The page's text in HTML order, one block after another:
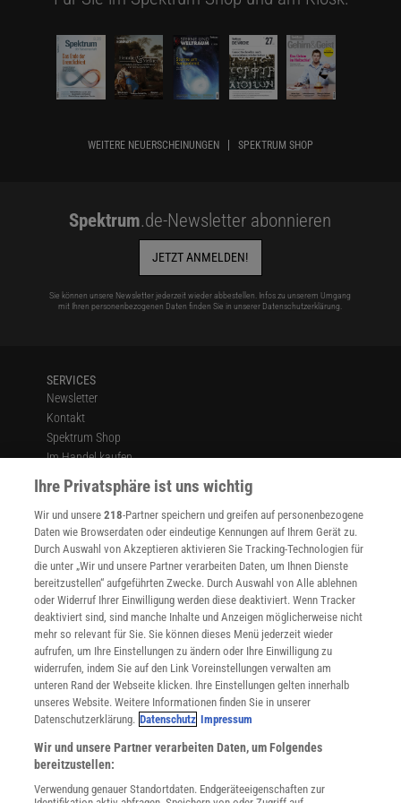
WEITERE NEUERSCHEINUNGEN SPEKTRUM SHOP
Spektrum.de-Newsletter abonnieren
JETZT ANMELDEN!
Sie können unsere Newsletter jederzeit wieder abbestellen. Infos zu unserem Umgang
mit Ihren personenbezogenen Daten finden Sie in unserer Datenschutzerklärung
SERVICES
Newsletter
Kontakt
Spektrum Shop
Im Handel kaufen
Presse
Verträge kündigen
Widerruf
INFO
Mediadaten
Datenschutz
Nutzungsbedingungen
Cookie-Einstellungen
Utiq verwalten
Nutzungsbasierte Onlinewerbung
Alle Artikel
Impressum
Angebote für Schulen
Angebote für Institutionen
Sprachen lernen mit Gymglish
Ihre Privatsphäre ist uns wichtig
Wir und unsere218-Partner speichern und greifen auf personenbezogene
Daten wie Browserdaten oder eindeutige Kennungen auf Ihrem Gerät zu.
Durch Auswahl von Akzeptieren aktivieren Sie Tracking-Technologien für
die unter „Wir und unsere Partner verarbeiten Daten, um Ihnen Dienste
bereitzustellen“ aufgeführten Zwecke. Durch Auswahl von Alle ablehnen
oder Widerruf Ihrer Einwilligung werden diese deaktiviert. Wenn Tracker
deaktiviert sind, sind manche Inhalte und Anzeigen möglicherweise nicht
mehr so relevant für Sie. Sie können dieses Menü jederzeit wieder
aufrufen, um Ihre Einstellungen zu ändern oder Ihre Einwilligung zu
widerrufen, indem Sie auf den Link Voreinstellungen verwalten am
unteren Rand der Webseite klicken. Ihre Einstellungen gelten innerhalb
unseres Website. Weitere Informationen finden Sie in unserer
Datenschutzerklärung. Datenschutz Impressum
Wir und unsere Partner verarbeiten Daten, um Folgendes
bereitzustellen:
Verwendung genauer Standortdaten. Endgeräteeigenschaften zur